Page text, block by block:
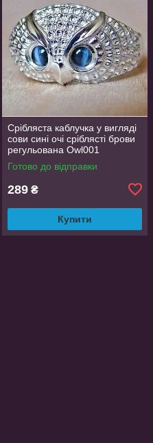
Срібляста каблучка у вигляді
сови сині очі сріблясті брови
регульована Owl001
Готово до відправки
289 ₴
Купити